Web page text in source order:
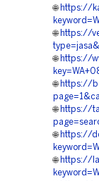
🌐 https://
🌐 https://
🌐 https://
🌐 https://
🌐 https://
🌐 https://
🌐 https://